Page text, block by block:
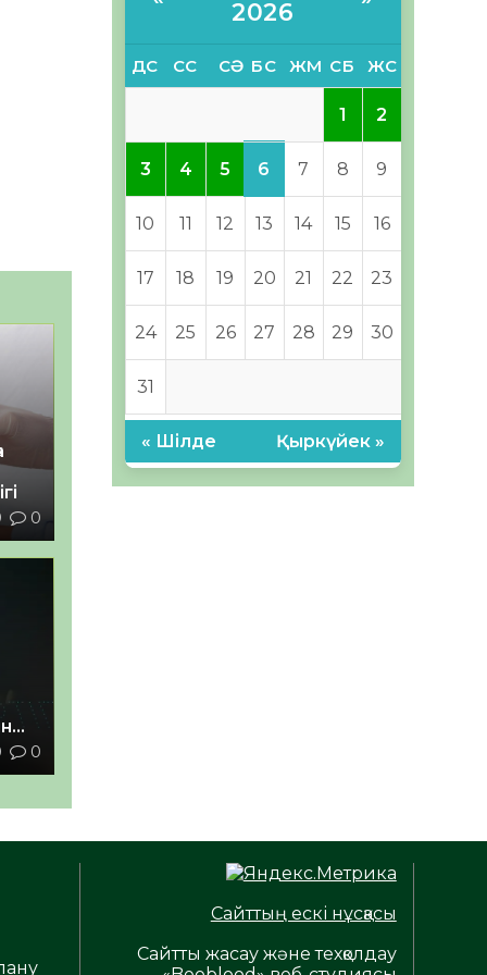
0
0
2026
ДС СС СӘ БС ЖМ СБ ЖС
1 2
3 4 5 6 7 8 9
10 11 12 13 14 15 16
17 18 19 20 21 22 23
24 25 26 27 28 29 30
31
« Шілде Қыркүйек »
Сайттың ескі нұсқасы
Сайтты жасау және техқолдау